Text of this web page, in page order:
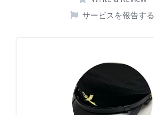
サービスを報告する